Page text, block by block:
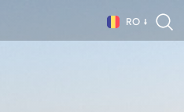
RO